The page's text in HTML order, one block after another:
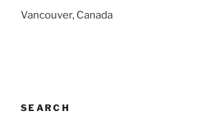
Vancouver, Canada
SEARCH